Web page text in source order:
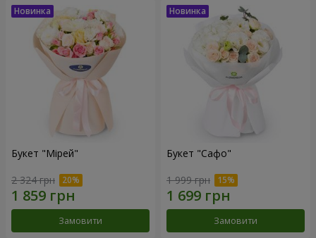
Букет "Мірей"
2 324 грн
Замовити
Букет "Сафо"
1 999 грн
Замовити